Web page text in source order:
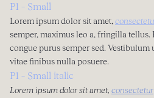
P1 – Small
Lorem ipsum dolor sit amet,
semper, maximus leo a, fringilla
congue purus semper sed.
vitae finibus nulla posuere.
P1 – Small italic
Lorem ipsum dolor sit amet, consectetur